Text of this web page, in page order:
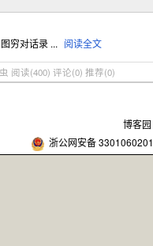
穷对话录 ... 阅读全文
阅读(400) 评论(0) 推荐(0)
博客园
浙公网安备